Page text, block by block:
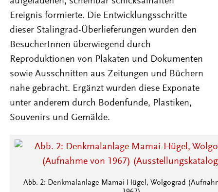
Ereignis formierte. Die Entwicklungsschritte
dieser Stalingrad-Überlieferungen wurden den
BesucherInnen überwiegend durch
Reproduktionen von Plakaten und Dokumenten
sowie Ausschnitten aus Zeitungen und Büchern
nahe gebracht. Ergänzt wurden diese Exponate
unter anderem durch Bodenfunde, Plastiken,
Souvenirs und Gemälde.
Abb. 2: Denkmalanlage Mamai-Hügel, Wolgograd